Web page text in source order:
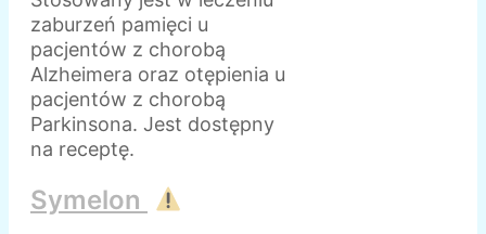
zaburzeń pamięci u
pacjentów z chorobą
Alzheimera oraz otępienia u
pacjentów z chorobą
Parkinsona. Jest dostępny
na receptę.
Symelon